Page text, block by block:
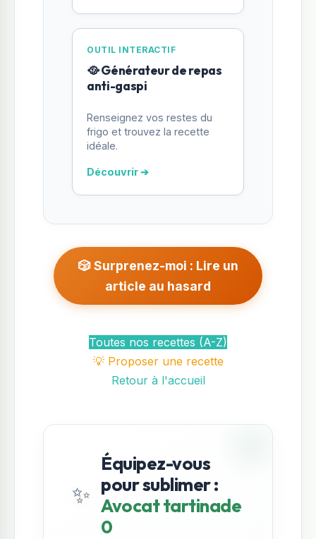
OUTIL INTERACTIF
🥘 Générateur de repas
anti-gaspi
Renseignez vos restes du
frigo et trouvez la recette
idéale.
Découvrir ➔
🎲 Surprenez-moi : Lire un
article au hasard
Toutes nos recettes (A-Z)
💡 Proposer une recette
Retour à l'accueil
✨
Équipez-vous
pour sublimer :
Avocat tartinade
0